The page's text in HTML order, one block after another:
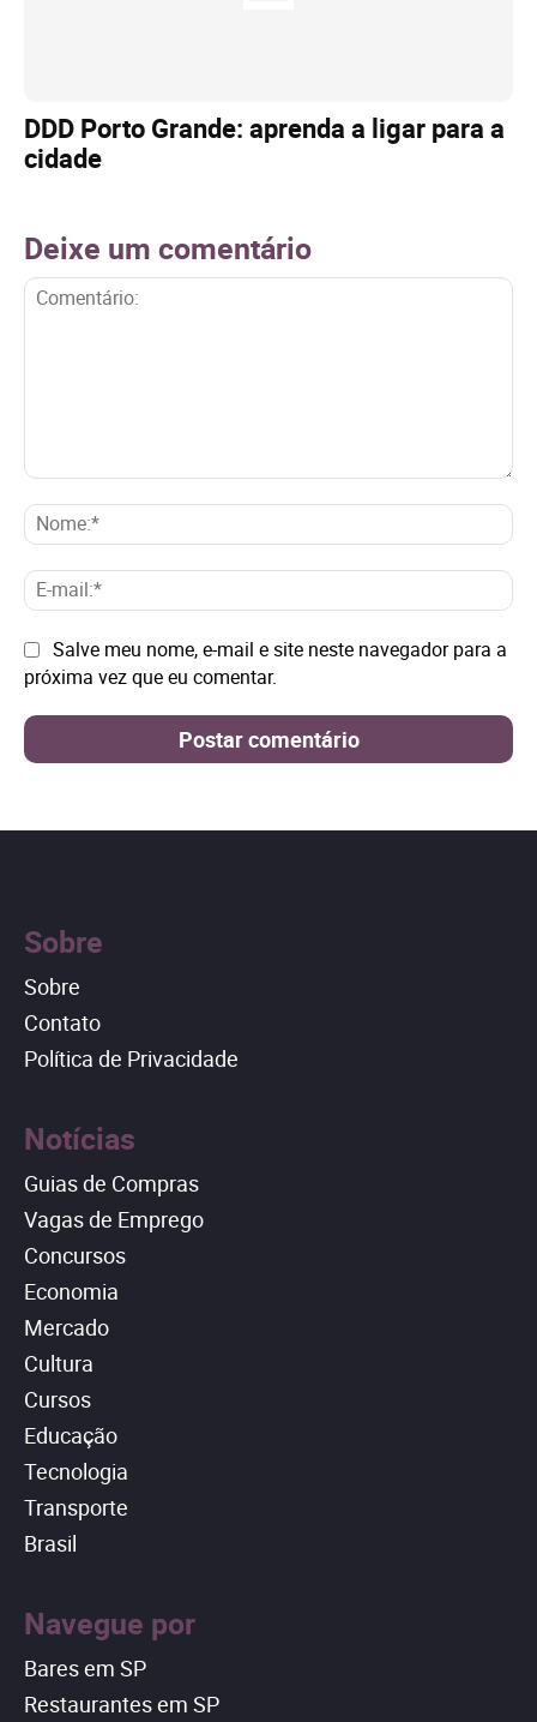
DDD Porto Grande: aprenda a ligar para a
cidade
Deixe um comentário
E-
Site: Salve meu nome, e-mail e site neste navegador para a
próxima vez que eu comentar.
Sobre
Sobre
Contato
Política de Privacidade
Notícias
Guias de Compras
Vagas de Emprego
Concursos
Economia
Mercado
Cultura
Cursos
Educação
Tecnologia
Transporte
Brasil
Navegue por
Bares em SP
Restaurantes em SP